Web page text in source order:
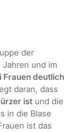
der
und im
Frauen deutlich
daran, dass
ist und die
in die Blase
ist das